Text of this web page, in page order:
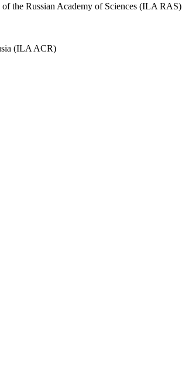
the Russian Academy of Sciences (ILA RAS)
(ILA ACR)